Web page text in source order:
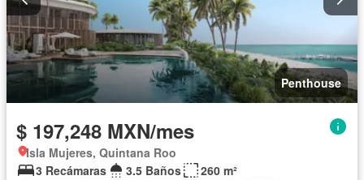
Penthouse
$ 197,248 MXN/mes
Isla Mujeres, Quintana Roo
3 Recámaras
3.5 Baños
260 m²